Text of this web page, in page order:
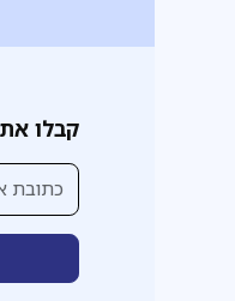
קבלו